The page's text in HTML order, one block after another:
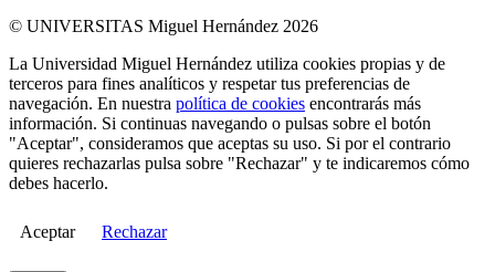
© UNIVERSITAS Miguel Hernández 2026
La Universidad Miguel Hernández utiliza cookies propias y de
terceros para fines analíticos y respetar tus preferencias de
navegación. En nuestra política de cookies encontrarás más
información. Si continuas navegando o pulsas sobre el botón
"Aceptar", consideramos que aceptas su uso. Si por el contrario
quieres rechazarlas pulsa sobre "Rechazar" y te indicaremos cómo
debes hacerlo.
Aceptar Rechazar